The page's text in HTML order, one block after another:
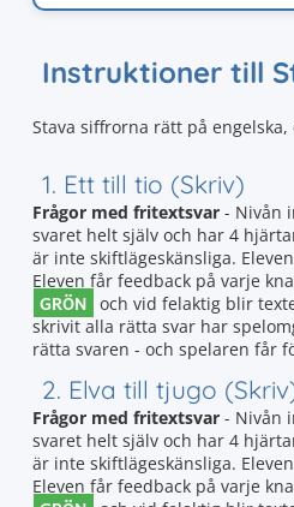
Instruktioner till
Stava siffrorna rätt på
1. Ett till tio (Skriv)
Frågor med fritextsvar - Nivån
svaret helt själv och har 4
är inte skiftlägeskänsliga.
Eleven får feedback på varje
GRÖN och vid felaktig blir
skrivit alla rätta svar har
rätta svaren - och spelaren får
2. Elva till tjugo
Frågor med fritextsvar - Nivån
svaret helt själv och har 4
är inte skiftlägeskänsliga.
Eleven får feedback på varje